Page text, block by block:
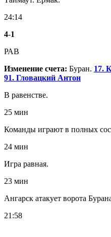
24:14
4-1
РАВ
Изменение счета: Буран. 17.
91. Гловацкий Антон
В равенстве.
25 мин
Команды играют в полных
24 мин
Игра равная.
23 мин
Ангарск атакует ворота
21:58